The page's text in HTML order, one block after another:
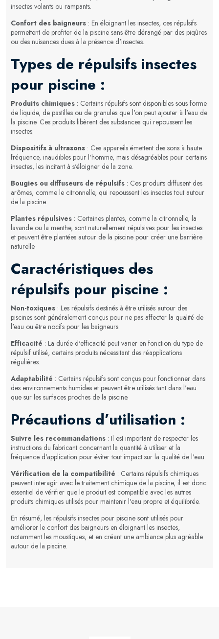
insectes volants ou rampants.
Confort des baigneurs : En éloignant les insectes, ces répulsifs
permettent de profiter de la piscine sans être dérangé par des piqûres
ou des nuisances dues à la présence d'insectes.
Types de répulsifs insectes
pour piscine :
Produits chimiques : Certains répulsifs sont disponibles sous forme
de liquide, de pastilles ou de granules que l'on peut ajouter à l'eau de
la piscine. Ces produits libèrent des substances qui repoussent les
insectes.
Dispositifs à ultrasons : Ces appareils émettent des sons à haute
fréquence, inaudibles pour l'homme, mais désagréables pour certains
insectes, les incitant à s'éloigner de la zone.
Bougies ou diffuseurs de répulsifs : Ces produits diffusent des
arômes, comme le citronnelle, qui repoussent les insectes tout autour
de la piscine.
Plantes répulsives : Certaines plantes, comme la citronnelle, la
lavande ou la menthe, sont naturellement répulsives pour les insectes
et peuvent être plantées autour de la piscine pour créer une barrière
naturelle.
Caractéristiques des
répulsifs pour piscine :
Non-toxiques : Les répulsifs destinés à être utilisés autour des
piscines sont généralement conçus pour ne pas affecter la qualité de
l'eau ou être nocifs pour les baigneurs.
Efficacité : La durée d'efficacité peut varier en fonction du type de
répulsif utilisé, certains produits nécessitant des réapplications
régulières.
Adaptabilité : Certains répulsifs sont conçus pour fonctionner dans
des environnements humides et peuvent être utilisés tant dans l'eau
que sur les surfaces proches de la piscine.
Précautions d’utilisation :
Suivre les recommandations : Il est important de respecter les
instructions du fabricant concernant la quantité à utiliser et la
fréquence d'application pour éviter tout impact sur la qualité de l'eau.
Vérification de la compatibilité : Certains répulsifs chimiques
peuvent interagir avec le traitement chimique de la piscine, il est donc
essentiel de vérifier que le produit est compatible avec les autres
produits chimiques utilisés pour maintenir l'eau propre et équilibrée.
En résumé, les répulsifs insectes pour piscine sont utilisés pour
améliorer le confort des baigneurs en éloignant les insectes,
notamment les moustiques, et en créant une ambiance plus agréable
autour de la piscine.